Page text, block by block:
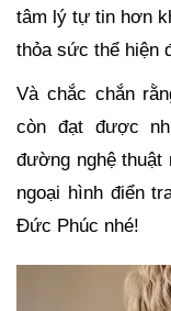
tâm lý tự tin hơn
thỏa sức thể hiện
Và chắc chắn
còn đạt được
đường nghệ thuật
ngoại hình điển
Đức Phúc nhé!